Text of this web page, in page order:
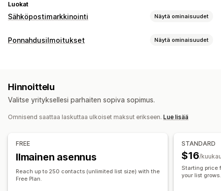
Luokat
Sähköpostimarkkinointi Näytä ominaisuudet
Kampanjatyypit
Lisämyyntisähköpostit
Ostoskorisähköpostit Kassasähköpostit
Poistumisaikomus Hylätty ostoskori
Hintamuutossähköpostit
Jälleen varastossa -sähköpostit
Win-back-sähköpostit Tuotesuositukset
Mukautetut kampanjat
Ponnahdusilmoitukset Näytä ominaisuudet
Ajastimet Lomakkeet
Muokkaustyökalu Mallit
Mukautettu koodi
SMS-keräyslista
Kohdentaminen
Segmentointi Tunnisteet
A/B-testaus
Seuranta
Hinnoittelu
Valitse yrityksellesi parhaiten sopiva sopimus.
Omnisend saattaa laskuttaa ulkoiset maksut erikseen. Lue lisää
FREE
Ilmainen asennus
Reach up to 250 contacts (unlimited list size) with the
Free Plan.
STANDARD
$16/
Starting price
your list